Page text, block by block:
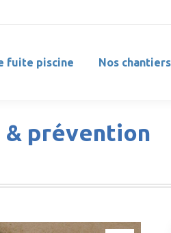
fuite piscine Nos chantiers
& prévention